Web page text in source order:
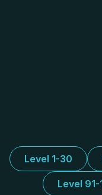
Level 1-30
Level 91-